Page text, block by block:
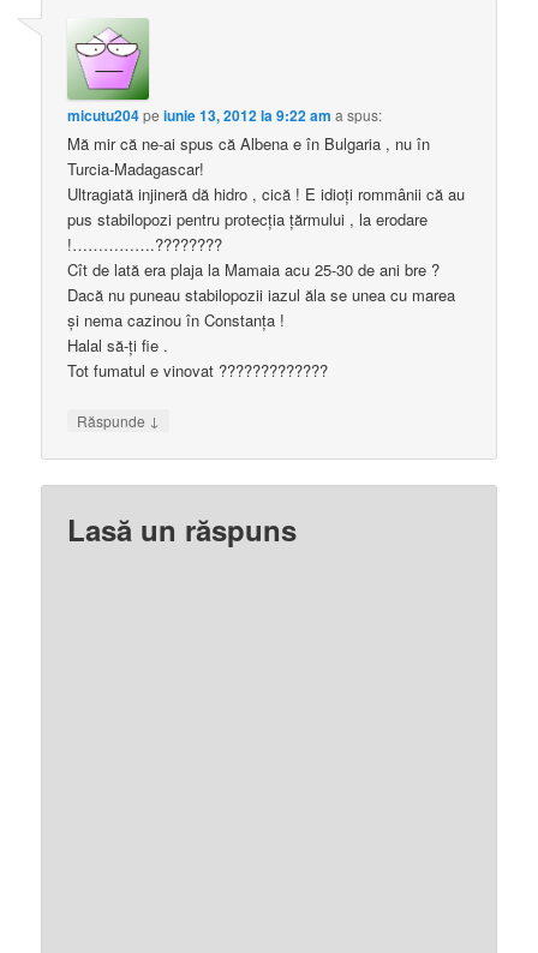
micutu204peiunie 13, 2012 la 9:22 am a spus:
Mă mir că ne-ai spus că Albena e în Bulgaria , nu în
Turcia-Madagascar!
Ultragiată injineră dă hidro , cică ! E idioţi rommânii că au
pus stabilopozi pentru protecţia ţărmului , la erodare
!…………….????????
Cît de lată era plaja la Mamaia acu 25-30 de ani bre ?
Dacă nu puneau stabilopozii iazul ăla se unea cu marea
şi nema cazinou în Constanţa !
Halal să-ţi fie .
Tot fumatul e vinovat ?????????????
Răspunde ↓
Lasă un răspuns